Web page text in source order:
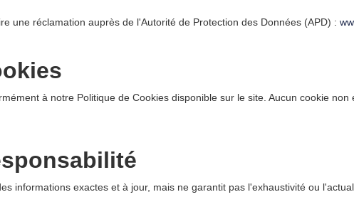
une réclamation auprès de l'Autorité de Protection des Données (APD) :
à notre Politique de Cookies disponible sur le site. Aucun cookie
informations exactes et à jour, mais ne garantit pas l'exhaustivité ou